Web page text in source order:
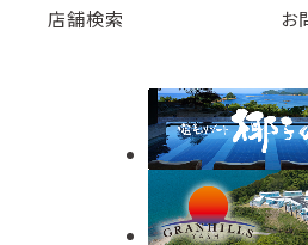
店舗検索
お